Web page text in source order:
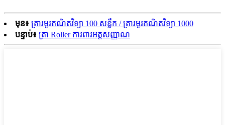
មុន៖ ត្រារមូរគណិតវិទ្យា 100 សន្លឹក / ត្រារមូរគណិតវិទ្យា 1000
បន្ទាប់៖ ត្រា Roller ការពារអត្តសញ្ញាណ